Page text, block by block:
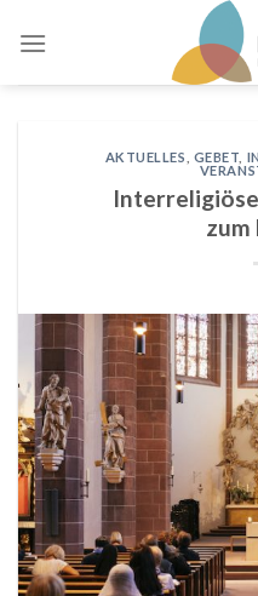
AKTUELLES GEBET
zum